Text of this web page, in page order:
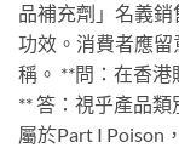
品補充劑」名義
功效。消費者應
稱。 **問：在香
** 答：視乎產品類
屬於Part I Poison